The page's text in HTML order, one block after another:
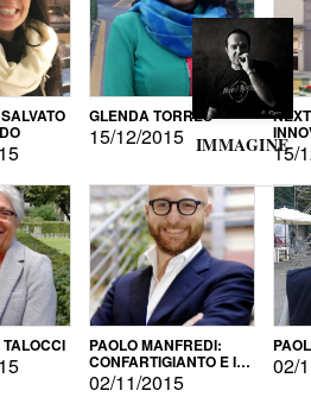
GLENDA TORRES
15/12/2015
15/
PAOLO MANFREDI:
CONFARTIGIANTO E IL
SONDAGGIO
02/11/2015
02/
IMMAGINE